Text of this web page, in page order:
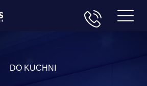
DO KUCHNI